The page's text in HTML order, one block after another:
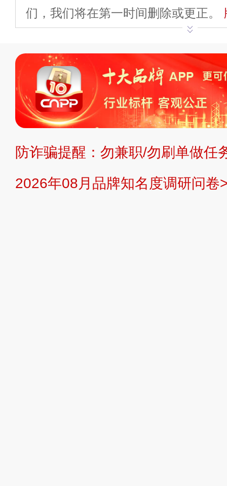
们，我们将在第一时间删除或更正。
平台自有内容（文字
标、LOGO 等）知识产权归本站所
复制、转载、商用。本站不生产产
不代理、不招商、不提供中介服务。
持投资购买的观点或意见，页面信息
提交说明： 快速提交发布>> 提交品
防诈骗提醒：勿兼职/勿刷单做任
2026年08月品牌知名度调研问卷